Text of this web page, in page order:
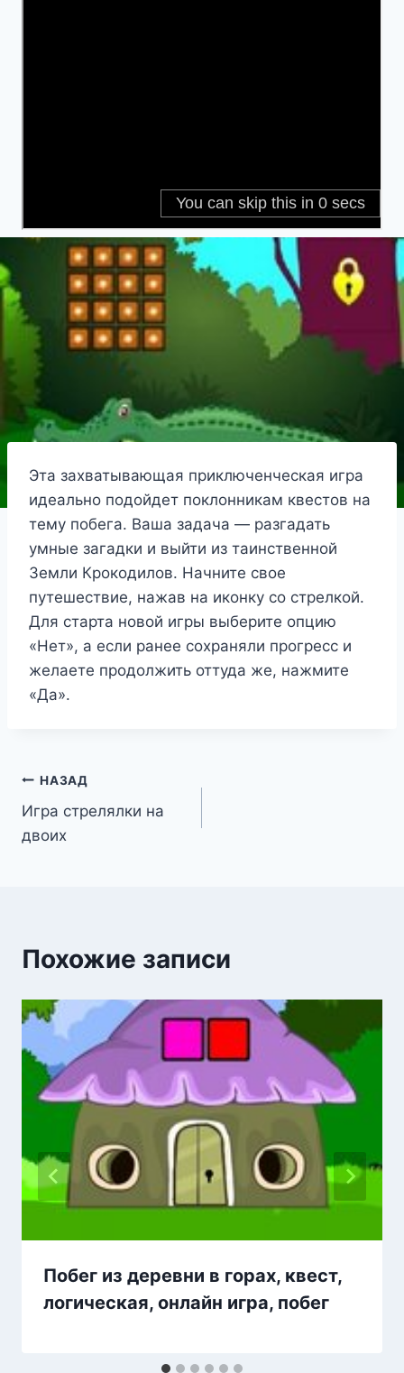
Эта захватывающая приключенческая игра
идеально подойдет поклонникам квестов на
тему побега. Ваша задача — разгадать
умные загадки и выйти из таинственной
Земли Крокодилов. Начните свое
путешествие, нажав на иконку со стрелкой.
Для старта новой игры выберите опцию
«Нет», а если ранее сохраняли прогресс и
желаете продолжить оттуда же, нажмите
«Да».
Навигация
по
НАЗАД
Игра стрелялки на
двоих
Похожие записи
Побег из деревни в горах, квест,
логическая, онлайн игра, побег